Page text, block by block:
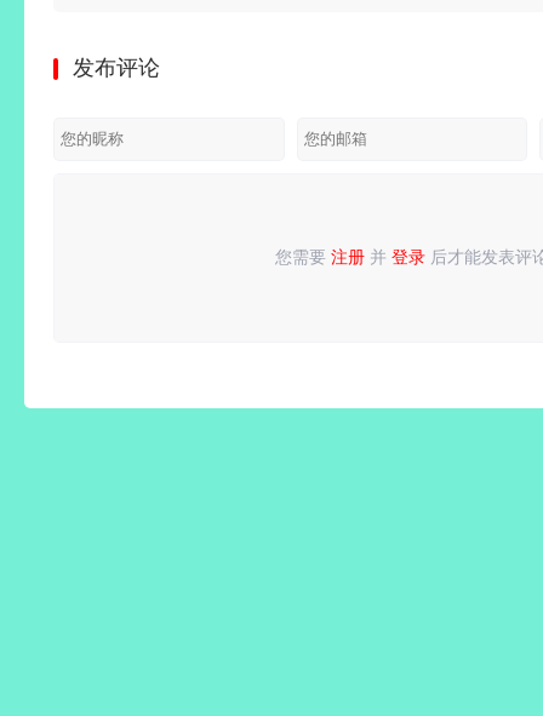
色中文豪
功能:精
版
DLC+修
发布评论
您需要 注册 并 登录 后才能发表评
请登录或 注册后再发表评论！